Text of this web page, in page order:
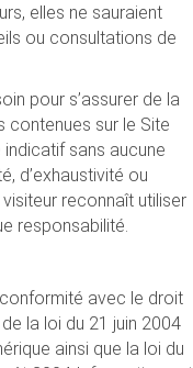
elles ne sauraient
ou consultations de
pour s’assurer de la
contenues sur le Site
sans aucune
d’exhaustivité ou
reconnaît utiliser
responsabilité.
avec le droit
la loi du 21 juin 2004
ainsi que la loi du